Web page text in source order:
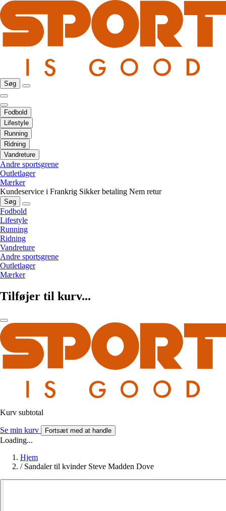
Søg
Fodbold
Lifestyle
Running
Ridning
Vandreture
Andre sportsgrene
Outletlager
Mærker
Kundeservice i Frankrig Sikker betaling Nem retur
Søg
Fodbold
Lifestyle
Running
Ridning
Vandreture
Andre sportsgrene
Outletlager
Mærker
Tilføjer til kurv...
Kurv subtotal
Se min kurv Fortsæt med at handle
Loading...
Hjem
/ Sandaler til kvinder Steve Madden Dove